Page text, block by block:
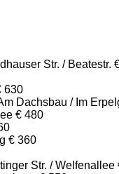
Str. / Beatestr.
630
Dachsbau / Im
€ 480
€ 360
Str. / Welfenallee